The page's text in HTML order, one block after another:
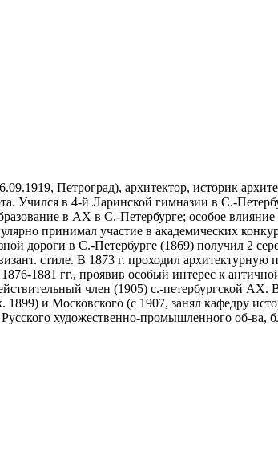
Петроград), архитектор, историк
Учился в 4-й Ларинской гимназии в С.-
в АХ в С.-Петербурге; особое
принимал участие в академических
дороги в С.-Петербурге (1869) получил 2
стиле. В 1873 г. проходил
1881 гг., проявив особый интерес к
член (1905) с.-петербургской
1899) и Московского (с 1907, занял кафедру
художественно-промышленного об-ва,